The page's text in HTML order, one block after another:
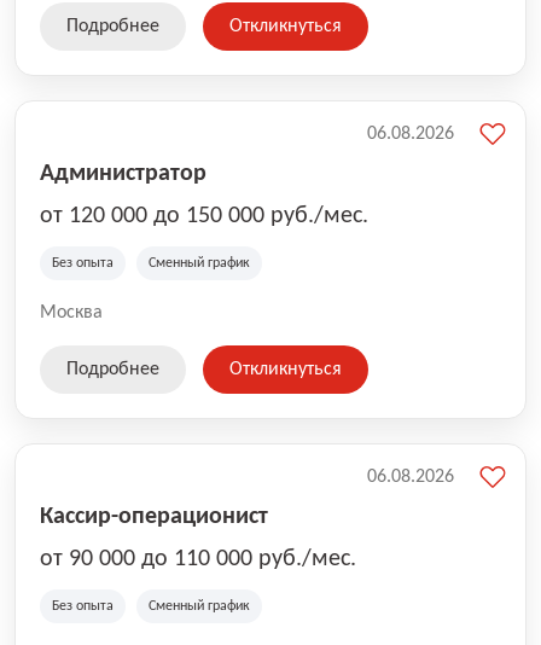
Подробнее Откликнуться
Администратор
от 120 000 до 150 000 руб./мес.
Без опыта Сменный график
Москва
06.08.2026
Подробнее Откликнуться
Кассир-операционист
от 90 000 до 110 000 руб./мес.
Без опыта Сменный график
06.08.2026